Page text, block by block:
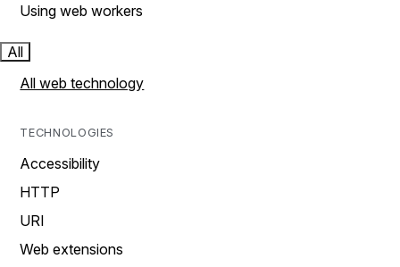
Using web workers
All
All web technology
TECHNOLOGIES
Accessibility
HTTP
URI
Web extensions